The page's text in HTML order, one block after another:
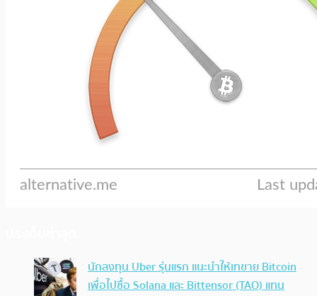
นักลงทุน Uber รุ่นแรก แนะนำให้เทขาย Bitcoin
เพื่อไปซื้อ Solana และ Bittensor (TAO) แทน